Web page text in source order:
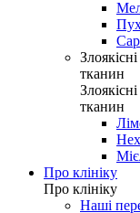
тканин
тканин
Про клініку
Про клініку
Наші